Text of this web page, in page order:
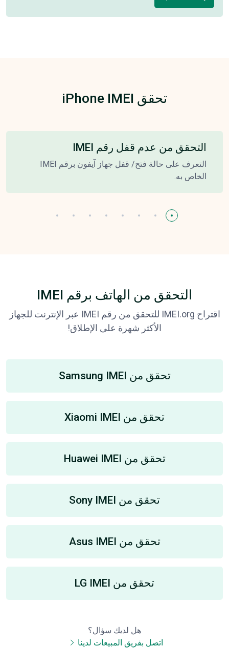
تحقق iPhone IMEI
التحقق من عدم قفل رقم IMEI
التعرف على حالة فتح/ قفل جهاز آيفون برقم IMEI
الخاص به.
التحقق من الهاتف برقم IMEI
اقتراح IMEI.org للتحقق من رقم IMEI عبر الإنترنت للجهاز
الأكثر شهرة على الإطلاق!
تحقق من Samsung IMEI
تحقق من Xiaomi IMEI
تحقق من Huawei IMEI
تحقق من Sony IMEI
تحقق من Asus IMEI
تحقق من LG IMEI
هل لديك سؤال؟
اتصل بفريق المبيعات لدينا